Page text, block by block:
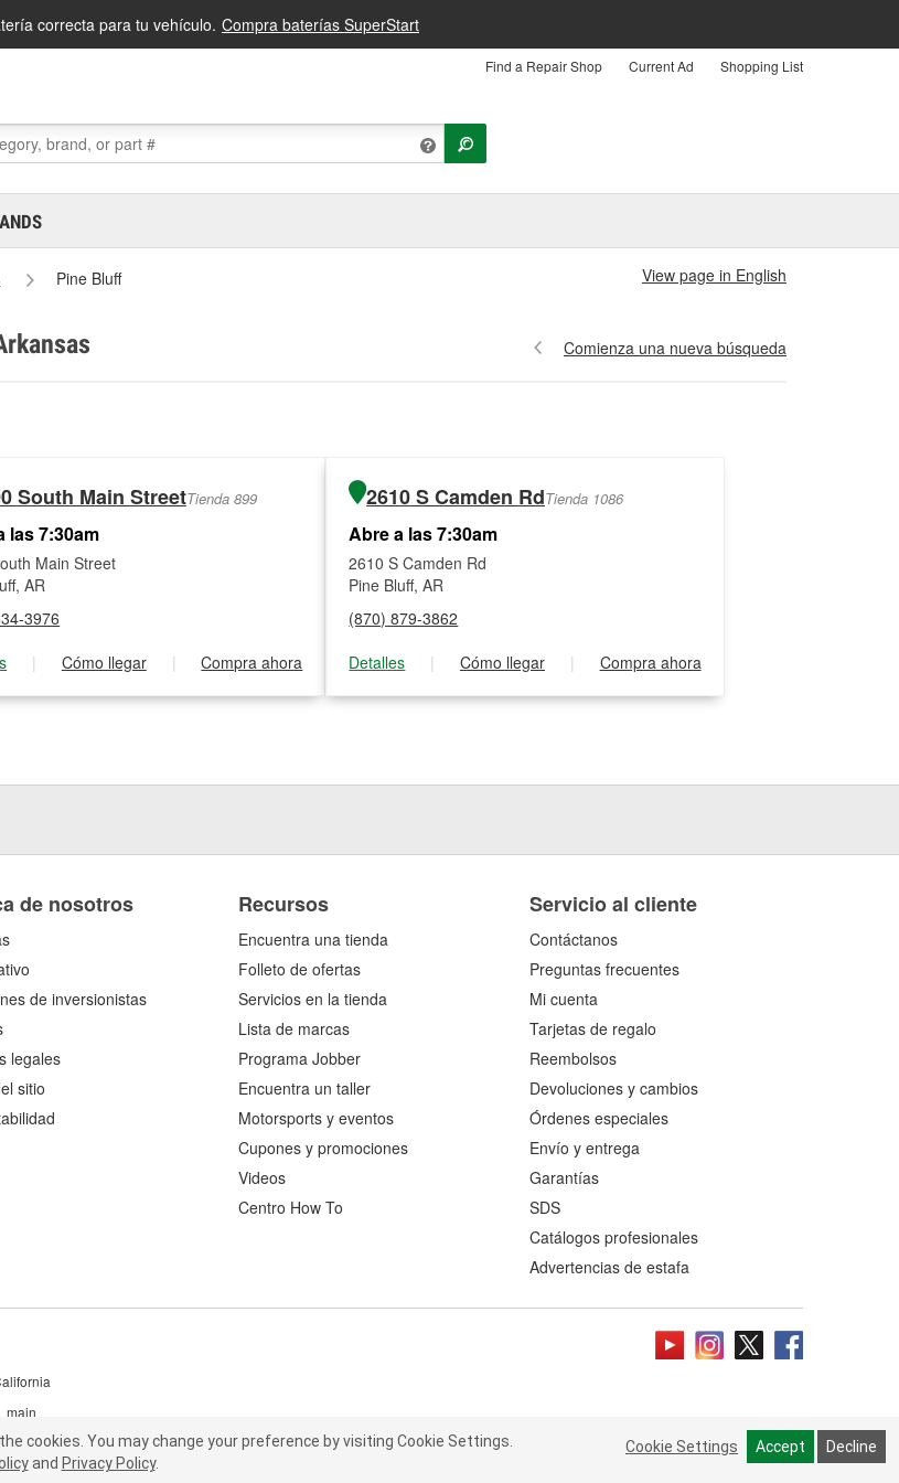
correcta para tu vehículo. Compra baterías SuperStart
Find a Repair Shop Current Ad Shopping List
Pine Bluff View page in English
Comienza una nueva búsqueda
South Main StreetTienda 899
las 7:30am
Main Street
AR
3976
| Cómo llegar | Compra ahora
2610 S Camden RdTienda 1086
Abre a las 7:30am
2610 S Camden Rd
Pine Bluff, AR
(870) 879-3862
Detalles
| Cómo llegar | Compra ahora
the cookies.You may change your preference by visiting Cookie Settings.
andPrivacy Policy
Cookie Settings Accept Decline
de nosotros
de inversionistas
legales
sitio
Recursos
Encuentra una tienda
Folleto de ofertas
Servicios en la tienda
Lista de marcas
Programa Jobber
Encuentra un taller
Motorsports y eventos
Cupones y promociones
Videos
Centro How To
Servicio al cliente
Contáctanos
Preguntas frecuentes
Mi cuenta
Tarjetas de regalo
Reembolsos
Devoluciones y cambios
Órdenes especiales
Envío y entrega
Garantías
SDS
Catálogos profesionales
Advertencias de estafa
cookies. You may change your preference by visiting Cookie Settings.
and Privacy Policy.
Cookie Settings Accept Decline